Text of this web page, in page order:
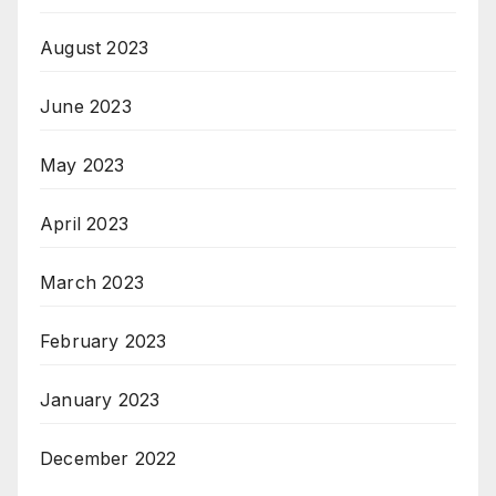
August 2023
June 2023
May 2023
April 2023
March 2023
February 2023
January 2023
December 2022